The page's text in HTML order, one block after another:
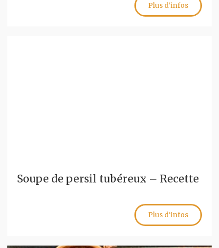
Plus d'infos
Soupe de persil tubéreux – Recette
Plus d'infos